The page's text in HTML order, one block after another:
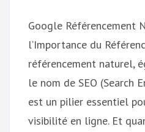
Google Référencement
l’Importance du
référencement naturel,
le nom de SEO (Search
est un pilier essentiel
visibilité en ligne. Et